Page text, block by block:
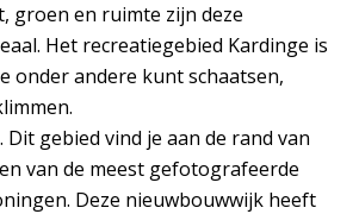
groen en ruimte zijn deze
Het recreatiegebied Kardinge is
onder andere kunt schaatsen,
Dit gebied vind je aan de rand van
van de meest gefotografeerde
Deze nieuwbouwwijk heeft